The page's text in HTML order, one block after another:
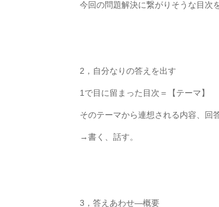
今回の問題解決に繋がりそうな目次
2 ，自分なりの答えを出す
1で目に留まった目次＝【テーマ】
そのテーマから連想される内容、回
→書く、話す。
3 ，答えあわせ—概要